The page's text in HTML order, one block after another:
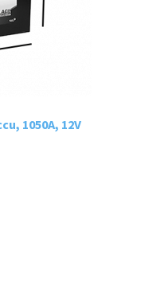
1050A, 12V